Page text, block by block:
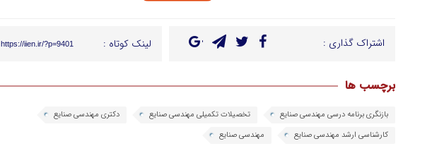
اشتراک گذاری : لینک کوتاه : https://iien.ir/?p=9401
برچسب ها
بازنگری برنامه درسی مهندسی صنایع تخصیلات تکمیلی مهندسی صنایع
دکتری مهندسی صنایع
کارشناسی ارشد مهندسی صنایع
مهندسی صنایع